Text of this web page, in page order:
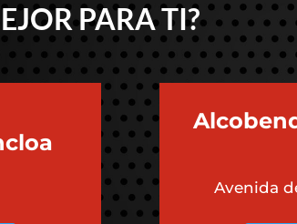
PARA TI?
Avenida